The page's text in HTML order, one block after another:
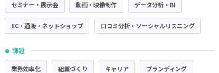
セミナー・展示会 動画・映像制作 データ分析・BI
EC・通販・ネットショップ 口コミ分析・ソーシャルリスニング
● 課題
業務効率化 組織づくり キャリア ブランディング